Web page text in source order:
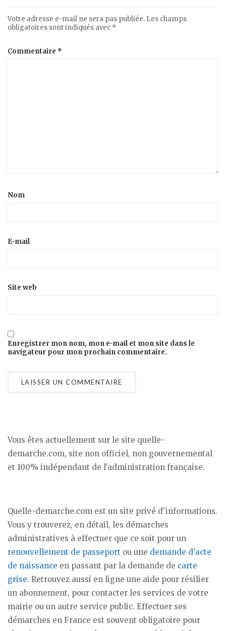
Votre adresse e-mail ne sera pas publiée. Les champs
obligatoires sont indiqués avec *
Commentaire *
Nom
E-mail
Site web
Enregistrer mon nom, mon e-mail et mon site dans le
navigateur pour mon prochain commentaire.
Vous êtes actuellement sur le site quelle-
demarche.com, site non officiel, non gouvernemental
et 100% indépendant de l'administration française.
Quelle-demarche.com est un site privé d'informations.
Vous y trouverez, en détail, les démarches
administratives à effectuer que ce soit pour un
renouvellement de passeport ou une demande d'acte
de naissance en passant par la demande de carte
grise. Retrouvez aussi en ligne une aide pour résilier
un abonnement, pour contacter les services de votre
mairie ou un autre service public. Effectuer ses
démarches en France est souvent obligatoire pour